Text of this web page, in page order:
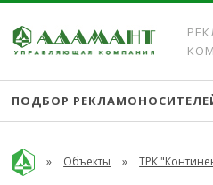
ПОДБОР
» Объекты » ТРК